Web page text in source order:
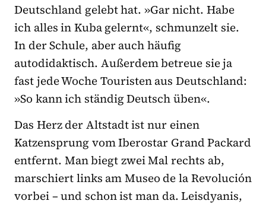
Deutschland gelebt hat. »Gar nicht. Habe
ich alles in Kuba gelernt«, schmunzelt sie.
In der Schule, aber auch häufig
autodidaktisch. Außerdem betreue sie ja
fast jede Woche Touristen aus Deutschland:
»So kann ich ständig Deutsch üben«.
Das Herz der Altstadt ist nur einen
Katzensprung vom Iberostar Grand Packard
entfernt. Man biegt zwei Mal rechts ab,
marschiert links am Museo de la Revolución
vorbei – und schon ist man da. Leisdyanis,